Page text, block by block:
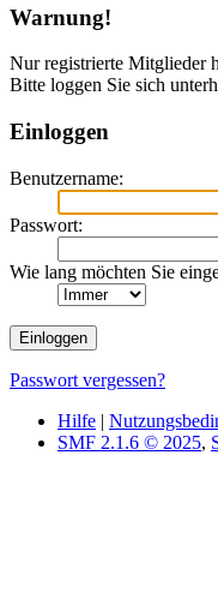
Warnung!
Nur registrierte Mitglieder
Bitte loggen Sie sich
Einloggen
Benutzername:
Passwort:
Wie lang möchten Sie
Passwort vergessen?
Hilfe |
SMF 2.1.6 © 2025,